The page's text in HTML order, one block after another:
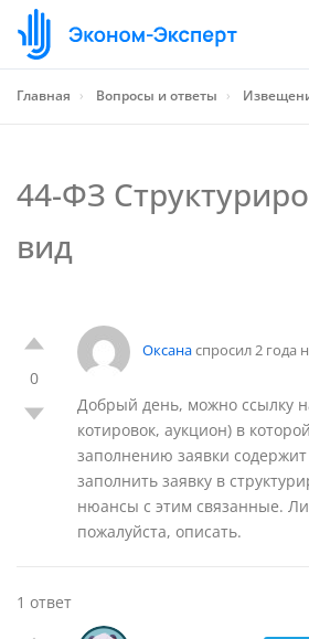
Главная › Вопросы и ответы ›
44-ФЗ
вид
0
Оксанаспросил 2 года
Добрый день, можно ссылку
котировок, аукцион) в
заполнению заявки содержит
заполнить заявку в
нюансы с этим связанные.
пожалуйста, описать.
1 ответ